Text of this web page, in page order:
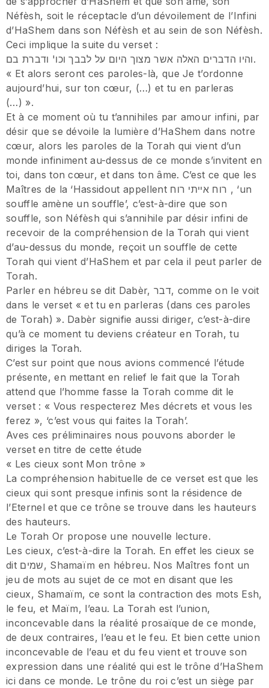
Néfèsh, soit le réceptacle d’un dévoilement de l’Infini
d’HaShem dans son Néfèsh et au sein de son Néfèsh.
Ceci implique la suite du verset :
והיו הדברים האלה אשר מצוך היום על לבבך וכו' ודברת בם.
« Et alors seront ces paroles-là, que Je t’ordonne
aujourd’hui, sur ton cœur, (…) et tu en parleras
(…) ».
Et à ce moment où tu t’annihiles par amour infini, par
désir que se dévoile la lumière d’HaShem dans notre
cœur, alors les paroles de la Torah qui vient d’un
monde infiniment au-dessus de ce monde s’invitent en
toi, dans ton cœur, et dans ton âme. C’est ce que les
Maîtres de la ‘Hassidout appellent רוח אייתי רוח , ‘un
souffle amène un souffle’, c’est-à-dire que son
souffle, son Néfèsh qui s’annihile par désir infini de
recevoir de la compréhension de la Torah qui vient
d’au-dessus du monde, reçoit un souffle de cette
Torah qui vient d’HaShem et par cela il peut parler de
Torah.
Parler en hébreu se dit Dabèr, דבר, comme on le voit
dans le verset « et tu en parleras (dans ces paroles
de Torah) ». Dabèr signifie aussi diriger, c’est-à-dire
qu’à ce moment tu deviens créateur en Torah, tu
diriges la Torah.
C’est sur point que nous avions commencé l’étude
présente, en mettant en relief le fait que la Torah
attend que l’homme fasse la Torah comme dit le
verset : « Vous respecterez Mes décrets et vous les
ferez », ‘c’est vous qui faites la Torah’.
Aves ces préliminaires nous pouvons aborder le
verset en titre de cette étude
« Les cieux sont Mon trône »
La compréhension habituelle de ce verset est que les
cieux qui sont presque infinis sont la résidence de
l’Eternel et que ce trône se trouve dans les hauteurs
des hauteurs.
Le Torah Or propose une nouvelle lecture.
Les cieux, c’est-à-dire la Torah. En effet les cieux se
dit שמים, Shamaïm en hébreu. Nos Maîtres font un
jeu de mots au sujet de ce mot en disant que les
cieux, Shamaïm, ce sont la contraction des mots Esh,
le feu, et Maïm, l’eau. La Torah est l’union,
inconcevable dans la réalité prosaïque de ce monde,
de deux contraires, l’eau et le feu. Et bien cette union
inconcevable de l’eau et du feu vient et trouve son
expression dans une réalité qui est le trône d’HaShem
ici dans ce monde. Le trône du roi c’est un siège par